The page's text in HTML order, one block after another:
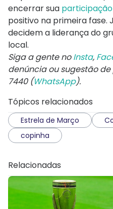
encerrar sua participação
positivo na primeira fase.
decidem a liderança do
local.
Siga a gente noInsta,
denúncia ou sugestão
7440 (WhatsApp).
Tópicos relacionados
Estrela de Março
copinha
Relacionadas